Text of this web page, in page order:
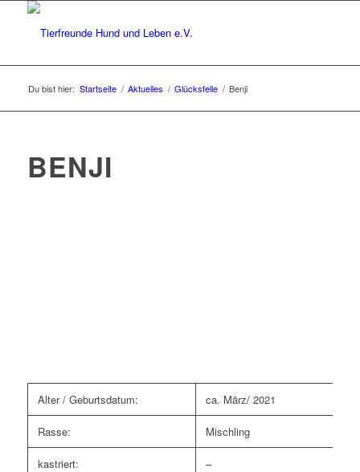
Du bist hier: Startseite / Aktuelles / Glücksfelle / Benji
BENJI
Alter / Geburtsdatum: ca. März/ 2021
Rasse: Mischling
kastriert: –